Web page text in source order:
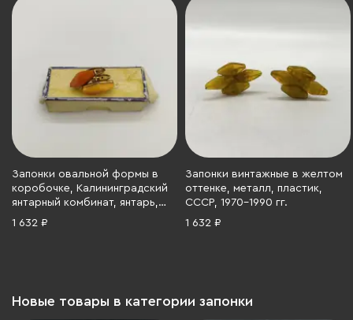
Запонки овальной формы в
коробочке, Калининградский
янтарный комбинат, янтарь,
металл, СССР, 1979 г.
1 632 ₽
Запонки винтажные в желтом
оттенке, металл, пластик,
СССР, 1970-1990 гг.
1 632 ₽
Новые товары в категории запонки